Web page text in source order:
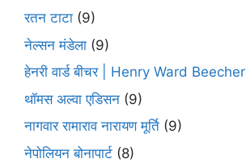
रतन टाटा (9)
नेल्सन मंडेला (9)
हेनरी वार्ड बीचर | Henry Ward Beecher
थॉमस अल्वा एडिसन (9)
नागवार रामाराव नारायण मूर्ति (9)
नेपोलियन बोनापार्ट (8)